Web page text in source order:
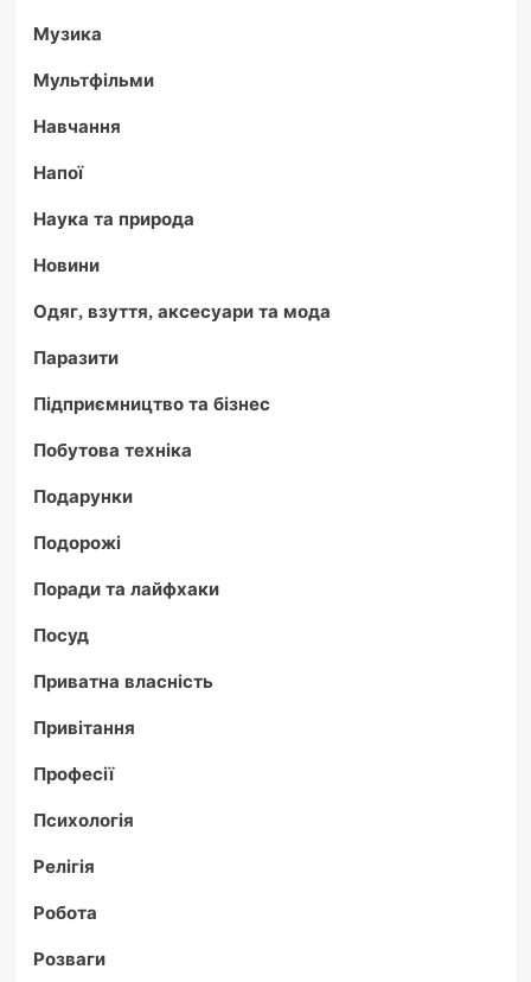
Музика
Мультфільми
Навчання
Напої
Наука та природа
Новини
Одяг, взуття, аксесуари та мода
Паразити
Підприємництво та бізнес
Побутова техніка
Подарунки
Подорожі
Поради та лайфхаки
Посуд
Приватна власність
Привітання
Професії
Психологія
Релігія
Робота
Розваги